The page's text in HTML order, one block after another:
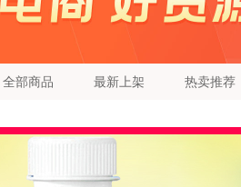
全部商品 最新上架 热卖推荐